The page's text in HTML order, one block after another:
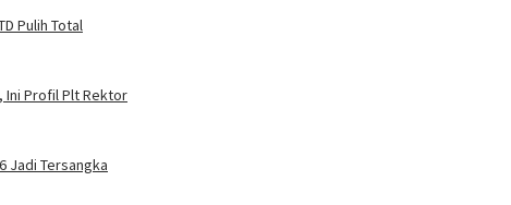
Pulih Total
Ini Profil Plt Rektor
Jadi Tersangka